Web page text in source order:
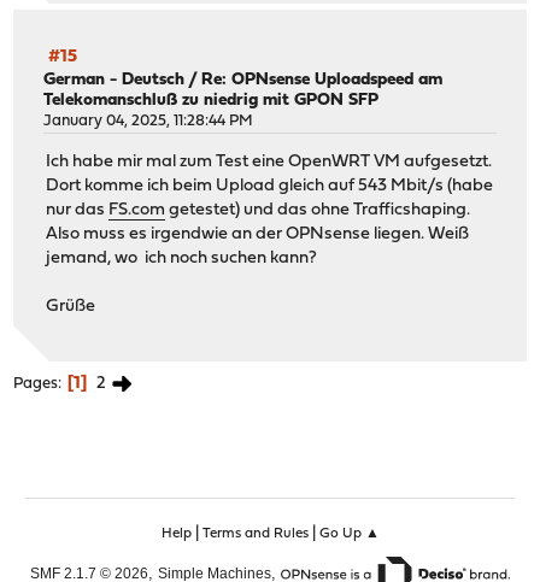
#15
German - Deutsch / Re: OPNsense Uploadspeed am
Telekomanschluß zu niedrig mit GPON SFP
January 04, 2025, 11:28:44 PM
Ich habe mir mal zum Test eine OpenWRT VM aufgesetzt.
Dort komme ich beim Upload gleich auf 543 Mbit/s (habe
nur das FS.com getestet) und das ohne Trafficshaping.
Also muss es irgendwie an der OPNsense liegen. Weiß
jemand, wo ich noch suchen kann?
Grüße
Pages 1 2
Help| Terms and Rules| Go Up ▲
SMF 2.1.7 © 2026, Simple Machines,